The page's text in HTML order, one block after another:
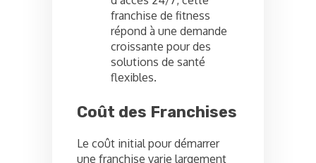
franchise de fitness
répond à une demande
croissante pour des
solutions de santé
flexibles.
Coût des Franchises
Le coût initial pour démarrer
une franchise varie largement